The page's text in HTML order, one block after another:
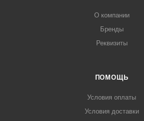
О компании
Бренды
Реквизиты
ПОМОЩЬ
Условия оплаты
Условия доставки